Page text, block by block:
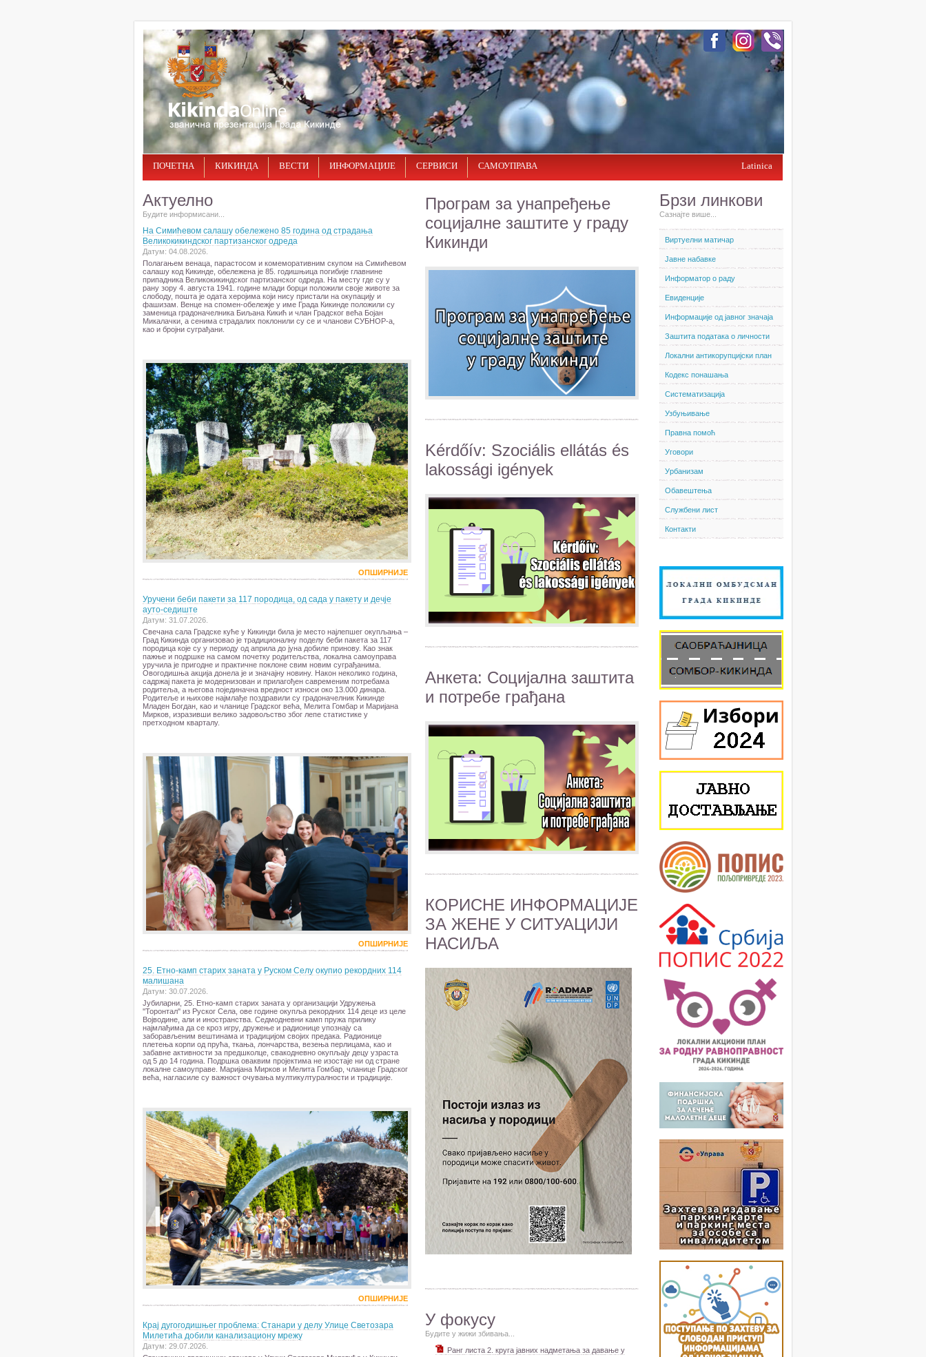
ПОЧЕТНА КИКИНДА ВЕСТИ ИНФОРМАЦИЈЕ СЕРВИСИ САМОУПРАВА Latinica
Актуелно
Будите информисани...
На Симићевом салашу обележено 85 година од страдања
Великокикиндског партизанског одреда
Датум: 04.08.2026.
Полагањем венаца, парастосом и комеморативним скупом на Симићевом
салашу код Кикинде, обележена је 85. годишњица погибије главнине
припадника Великокикиндског партизанског одреда. На месту где су у
рану зору 4. августа 1941. године млади борци положили своје животе за
слободу, пошта је одата херојима који нису пристали на окупацију и
фашизам. Венце на спомен-обележје у име Града Кикинде положили су
заменица градоначелника Биљана Кикић и члан Градског већа Бојан
Микалачки, а сенима страдалих поклонили су се и чланови СУБНОР-а,
као и бројни суграђани.
ОПШИРНИЈЕ
Уручени беби пакети за 117 породица, од сада у пакету и дечје
ауто-седиште
Датум: 31.07.2026.
Свечана сала Градске куће у Кикинди била је место најлепшег окупљања –
Град Кикинда организовао је традиционалну поделу беби пакета за 117
породица које су у периоду од априла до јуна добиле принову. Као знак
пажње и подршке на самом почетку родитељства, локална самоуправа
уручила је пригодне и практичне поклоне свим новим суграђанима.
Овогодишња акција донела је и значајну новину. Након неколико година,
садржај пакета је модернизован и прилагођен савременим потребама
родитеља, а његова појединачна вредност износи око 13.000 динара.
Родитеље и њихове најмлађе поздравили су градоначелник Кикинде
Младен Богдан, као и чланице Градског већа, Мелита Гомбар и Маријана
Мирков, изразивши велико задовољство због лепе статистике у
претходном кварталу.
ОПШИРНИЈЕ
25. Етно-камп старих заната у Руском Селу окупио рекордних 114
малишана
Датум: 30.07.2026.
Јубиларни, 25. Етно-камп старих заната у организацији Удружења
''Торонтал'' из Руског Села, ове године окупља рекордних 114 деце из целе
Војводине, али и иностранства. Седмодневни камп пружа прилику
најмлађима да се кроз игру, дружење и радионице упознају са
заборављеним вештинама и традицијом својих предака. Радионице
плетења корпи од прућа, ткања, лончарства, везења перлицама, као и
забавне активности за предшколце, свакодневно окупљају децу узраста
од 5 до 14 година. Подршка оваквим пројектима не изостаје ни од стране
локалне самоуправе. Маријана Мирков и Мелита Гомбар, чланице Градског
већа, нагласиле су важност очувања мултикултуралности и традиције.
ОПШИРНИЈЕ
Крај дугогодишњег проблема: Станари у делу Улице Светозара
Милетића добили канализациону мрежу
Датум: 29.07.2026.
Програм за унапређење
социјалне заштите у граду
Кикинди
Kérdőív: Szociális ellátás és
lakossági igények
Анкета: Социјална заштита
и потребе грађана
КОРИСНЕ ИНФОРМАЦИЈЕ
ЗА ЖЕНЕ У СИТУАЦИЈИ
НАСИЉА
У фокусу
Будите у жижи збивања...
Ранг листа 2. круга јавних надметања за давање у
Брзи линкови
Сазнајте више...
Виртуелни матичар
Јавне набавке
Информатор о раду
Евиденције
Информације од јавног значаја
Заштита података о личности
Локални антикорупцијски план
Кодекс понашања
Систематизација
Узбуњивање
Правна помоћ
Уговори
Урбанизам
Обавештења
Службени лист
Контакти